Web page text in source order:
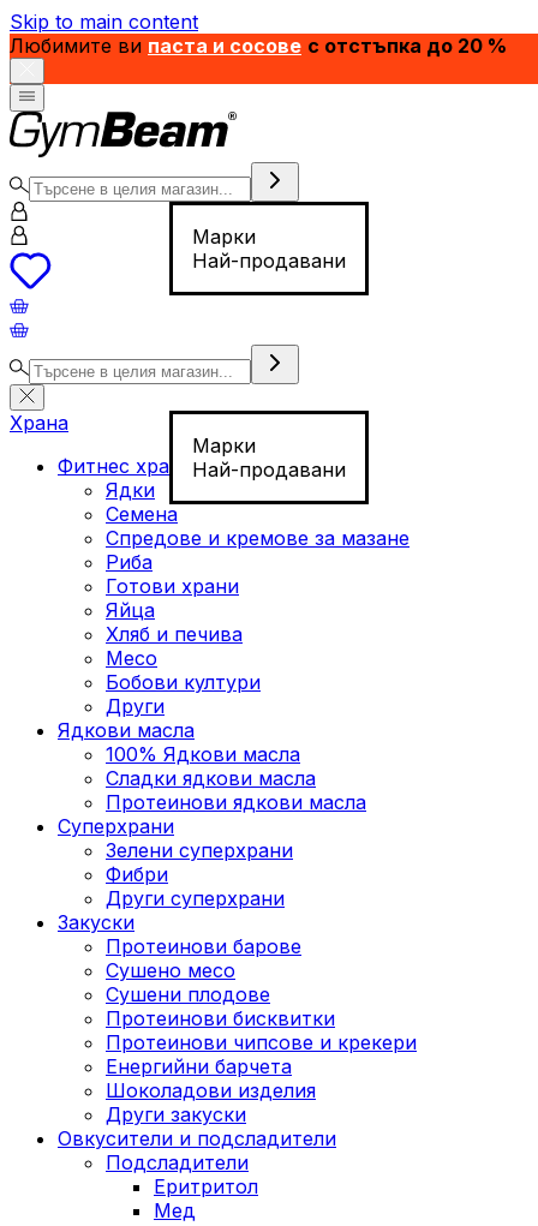
Skip to main content
Любимите ви паста и сосове с отстъпка до 20 %
Марки
Най-продавани
Марки
Най-продавани
Храна
Фитнес храна
Ядки
Семена
Спредове и кремове за мазане
Риба
Готови храни
Яйца
Хляб и печива
Месо
Бобови култури
Други
Ядкови масла
100% Ядкови масла
Сладки ядкови масла
Протеинови ядкови масла
Суперхрани
Зелени суперхрани
Фибри
Други суперхрани
3акуски
Протеинови бaрове
Сушено месо
Сушени плодове
Протеинови бисквитки
Протеинови чипсове и крекери
Енергийни барчета
Шоколадови изделия
Други закуски
Овкусители и подсладители
Подсладители
Еритритол
Мед